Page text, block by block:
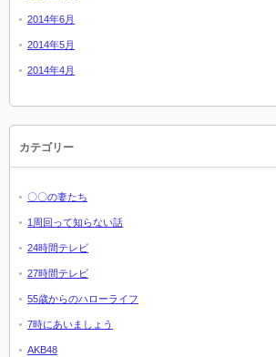
2014年6月
2014年5月
2014年4月
カテゴリー
〇〇の妻たち
1周回って知らない話
24時間テレビ
27時間テレビ
55歳からのハローライフ
7時にあいましょう
AKB48